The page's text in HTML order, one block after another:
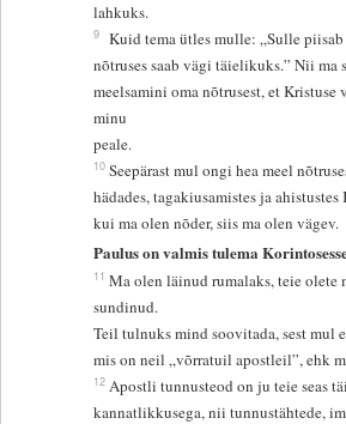
lahkuks.
9 Kuid tema ütles mulle: „Sulle piisab
nõtruses saab vägi täielikuks.” Nii ma
meelsamini oma nõtrusest, et Kristuse
minu
peale.
10 Seepärast mul ongi hea meel
hädades, tagakiusamistes ja ahistustes
kui ma olen nõder, siis ma olen vägev.
Paulus on valmis tulema
11 Ma olen läinud rumalaks, teie olete
sundinud.
Teil tulnuks mind soovitada, sest mul
mis on neil „võrratuil apostleil”, ehk
12 Apostli tunnusteod on ju teie seas
kannatlikkusega, nii tunnustähtede,